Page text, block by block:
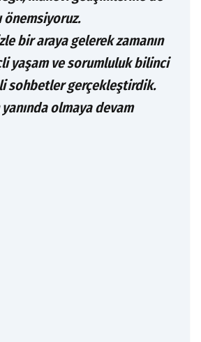
önemsiyoruz.
bir araya gelerek zamanın
yaşam ve sorumluluk bilinci
sohbetler gerçekleştirdik.
olmaya devam